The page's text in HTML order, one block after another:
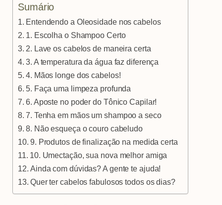
Sumário
Entendendo a Oleosidade nos cabelos
1. Escolha o Shampoo Certo
2. Lave os cabelos de maneira certa
3. A temperatura da água faz diferença
4. Mãos longe dos cabelos!
5. Faça uma limpeza profunda
6. Aposte no poder do Tônico Capilar!
7. Tenha em mãos um shampoo a seco
8. Não esqueça o couro cabeludo
9. Produtos de finalização na medida certa
10. Umectação, sua nova melhor amiga
Ainda com dúvidas? A gente te ajuda!
Quer ter cabelos fabulosos todos os dias?